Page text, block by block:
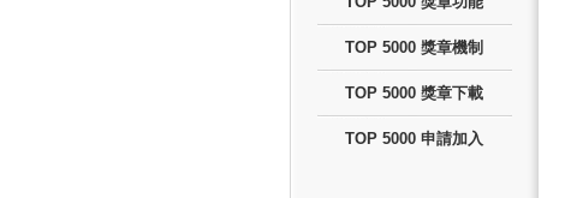
TOP 5000 獎章機制
TOP 5000 獎章下載
TOP 5000 申請加入